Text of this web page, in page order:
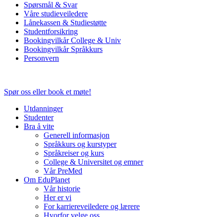
Spørsmål & Svar
Våre studieveiledere
Lånekassen & Studiestøtte
Studentforsikring
Bookingvilkår College & Univ
Bookingvilkår Språkkurs
Personvern
Spør oss eller book et møte!
Utdanninger
Studenter
Bra å vite
Generell informasjon
Språkkurs og kurstyper
Språkreiser og kurs
College & Universitet og emner
Vår PreMed
Om EduPlanet
Vår historie
Her er vi
For karriereveiledere og lærere